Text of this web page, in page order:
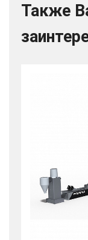
Также